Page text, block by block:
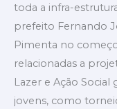
toda a infra-
prefeito Fernando
Pimenta no
relacionadas a
Lazer e Ação Social
jovens, como